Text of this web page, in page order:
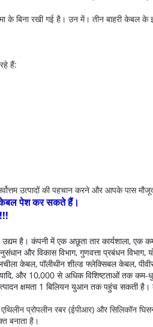
के बिना रखी गई है। उन में। तीन बाहरी केबल
हैं:
उत्पादों की पहचान करने और आपके पास
केबल पेश कर सकते हैं।
है। कंपनी में एक अछूता तार कार्यशाला, एक
और विकास विभाग, गुणवत्ता प्रबंधन विभाग,
केबल, पॉलीथीन शील्ड फ्लेक्सिबल केबल,
और 10,000 से अधिक विशिष्टताओं तक
क्षमता 1 बिलियन युआन तक पहुंच सकती है।
प्रोपलीन रबर (ईपीआर) और सिलिकॉन
बनाता है।